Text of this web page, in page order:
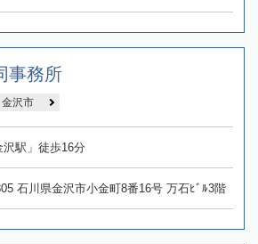
事務所
金沢市
沢駅」徒歩16分
石川県金沢市小金町8番16号 万石ﾋﾞﾙ3階